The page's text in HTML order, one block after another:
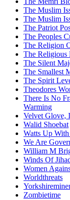
The Muslim
The Muslim
The Patriot
The Peoples
The Religion
The Religious
The Silent
The Smallest
The Spirit
Theodores
There Is No
Warming
Velvet Glove,
Walid Shoebat
Watts Up
We Are
William M
Winds Of
Women
Worldthreats
Zombietime